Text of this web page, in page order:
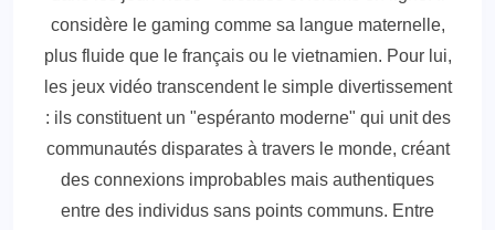
considère le gaming comme sa langue maternelle,
plus fluide que le français ou le vietnamien. Pour lui,
les jeux vidéo transcendent le simple divertissement
: ils constituent un "espéranto moderne" qui unit des
communautés disparates à travers le monde, créant
des connexions improbables mais authentiques
entre des individus sans points communs. Entre